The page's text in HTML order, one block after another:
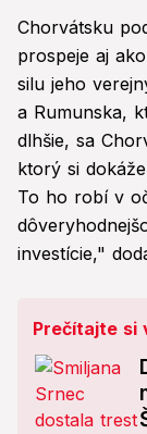
Chorvátsku
prospeje aj
silu jeho
a Rumunska,
dlhšie, sa
ktorý si
To ho robí v
investície,"
Prečítajte si